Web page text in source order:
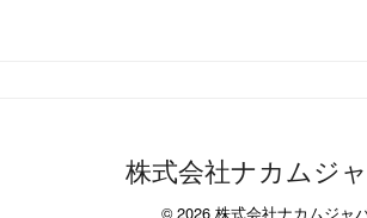
株式会社ナカムジ
© 2026 株式会社ナカムジャ